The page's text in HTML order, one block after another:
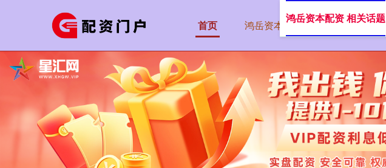
首页 鸿岳资本配资 在线配资网站
鸿岳资本配资 相关话题